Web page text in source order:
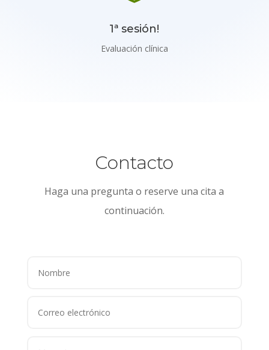
1ª sesión!
Evaluación clínica
Contacto
Haga una pregunta o reserve una cita a
continuación.